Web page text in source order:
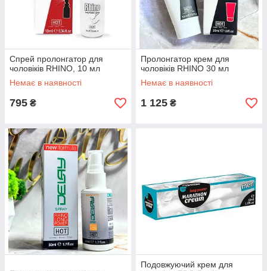
Спрей пролонгатор для
чоловіків RHINO, 10 мл
Немає в наявності
795 ₴
Пролонгатор крем для
чоловіків RHINO 30 мл
Немає в наявності
1 125 ₴
Подовжуючий крем для